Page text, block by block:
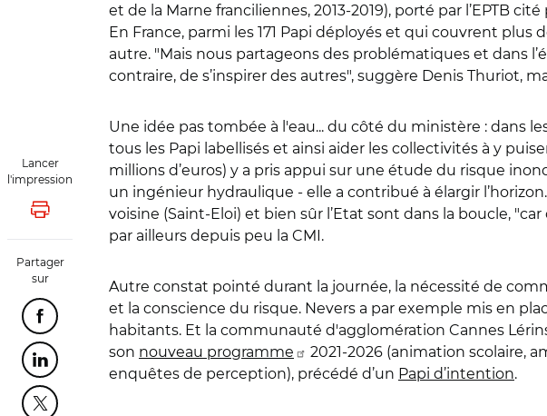
Lancer
l'impression
Lancer l'impression
Partager
sur
Partager cette page sur Facebook
Partager cette page sur Linkedin
Partager cette page sur Twitter
et de la Marne franciliennes, 2013-2019), porté par l’EPTB
En France, parmi les 171 Papi déployés et qui couvrent
autre. "Mais nous partageons des problématiques et dans
contraire, de s’inspirer des autres", suggère Denis Thuriot,
Une idée pas tombée à l'eau... du côté du ministère : dans
tous les Papi labellisés et ainsi aider les collectivités à y
millions d’euros) y a pris appui sur une étude du risque
un ingénieur hydraulique - elle a contribué à élargir
voisine (Saint-Eloi) et bien sûr l’Etat sont dans la boucle,
par ailleurs depuis peu la CMI.
Autre constat pointé durant la journée, la nécessité de
et la conscience du risque. Nevers a par exemple mis en
habitants. Et la communauté d'agglomération Cannes
son nouveau programme
2021-2026 (animation scolaire,
enquêtes de perception), précédé d’un Papi d’intention.